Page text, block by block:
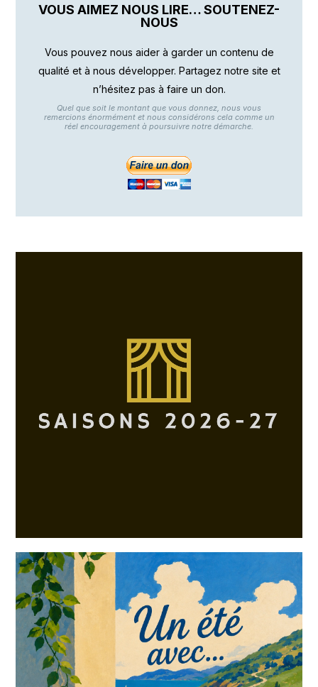
VOUS AIMEZ NOUS LIRE… SOUTENEZ-
NOUS
Vous pouvez nous aider à garder un contenu de
qualité et à nous développer. Partagez notre site et
n’hésitez pas à faire un don.
Quel que soit le montant que vous donnez, nous vous
remercions énormément et nous considérons cela comme un
réel encouragement à poursuivre notre démarche.